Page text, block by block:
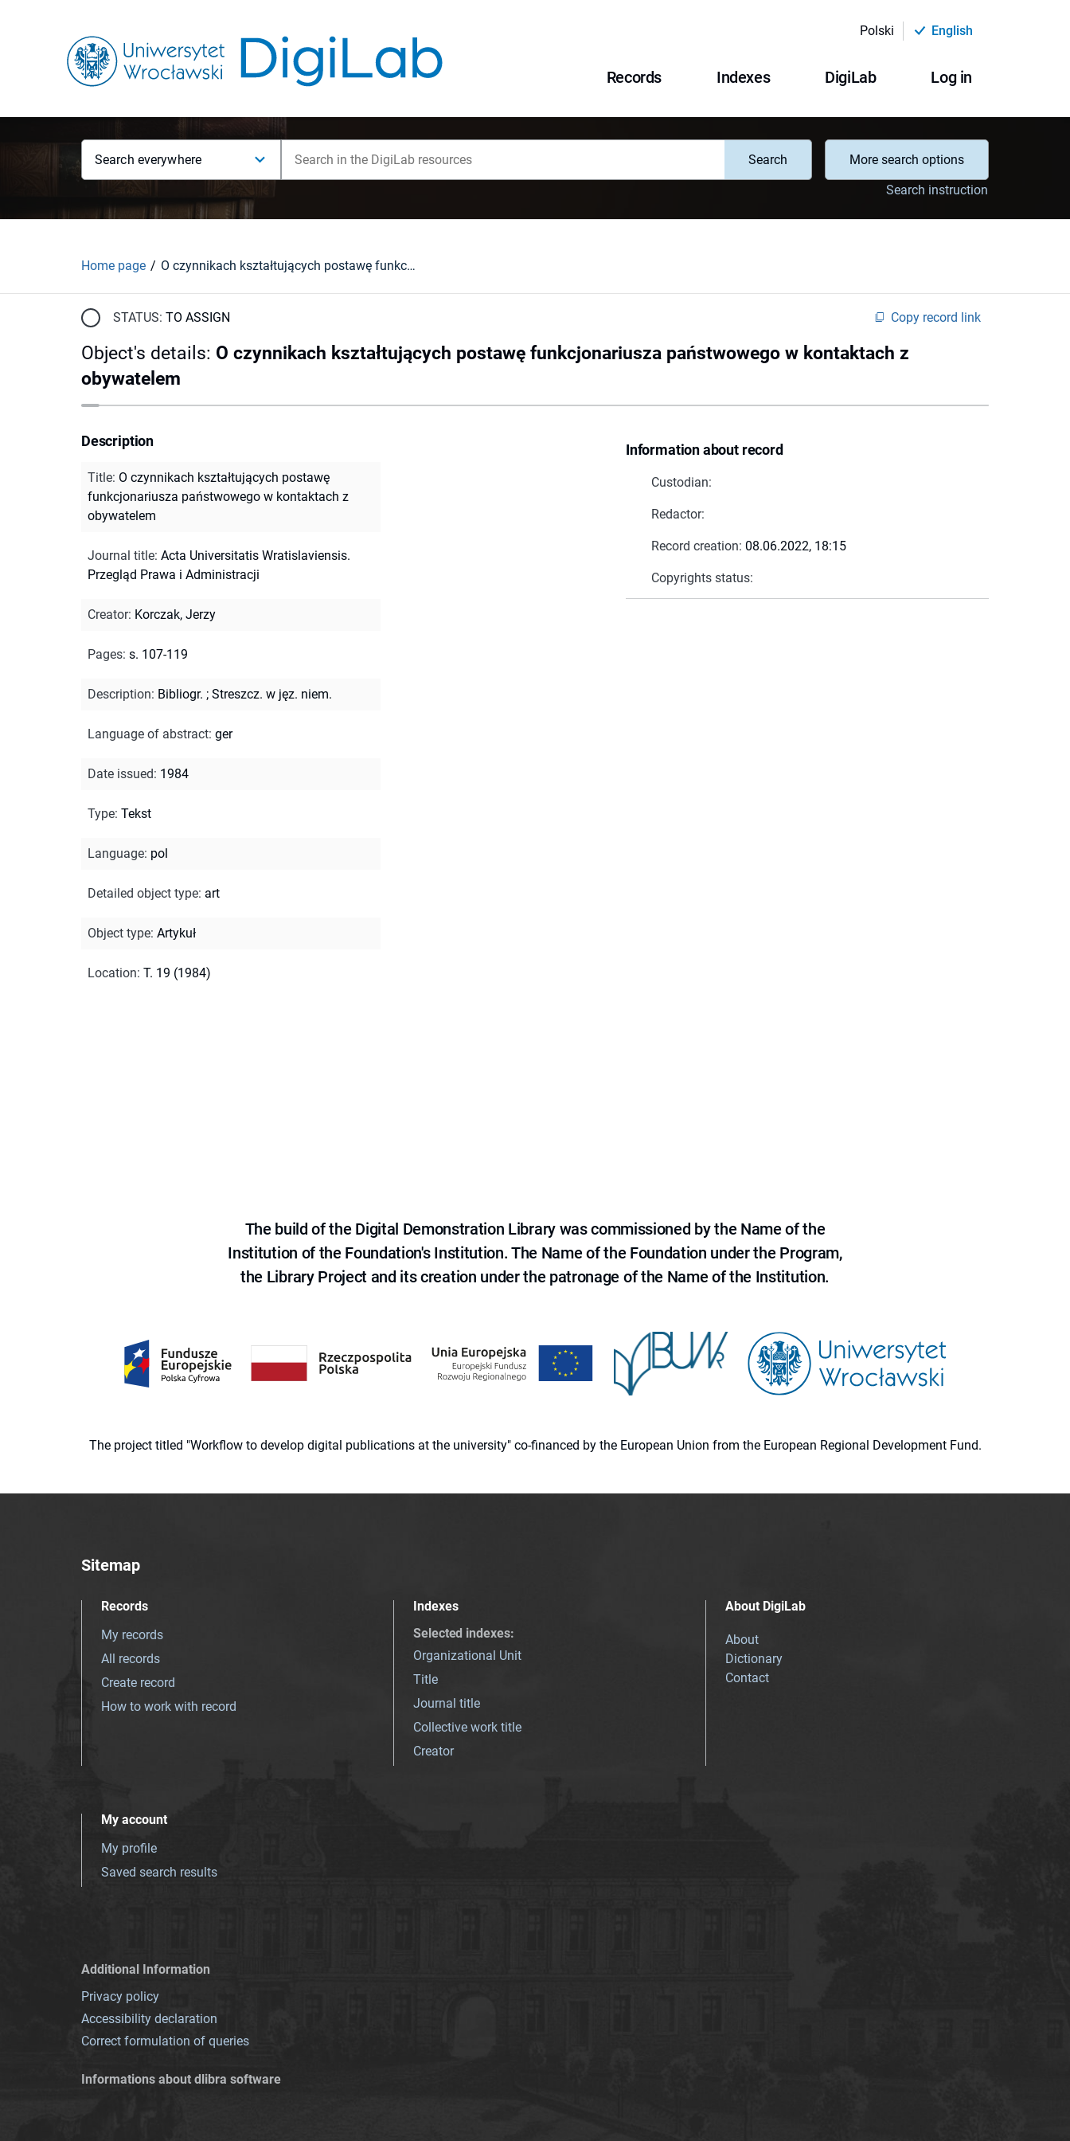
Polski English
Records Indexes DigiLab Log in
Search everywhere Search
More search options
Search instruction
Home page O czynnikach kształtujących postawę funkcjonariusza państwowego w kontaktach z obywatelem
STATUS: TO ASSIGN Copy record link
Object's details: O czynnikach kształtujących postawę funkcjonariusza państwowego w kontaktach z
obywatelem
Information about record
Custodian:
Redactor:
Record creation: 08.06.2022, 18:15
Copyrights status:
Description
Title: O czynnikach kształtujących postawę
funkcjonariusza państwowego w kontaktach z
obywatelem
Journal title: Acta Universitatis Wratislaviensis.
Przegląd Prawa i Administracji
Creator: Korczak, Jerzy
Pages: s. 107-119
Description: Bibliogr. ; Streszcz. w jęz. niem.
Language of abstract: ger
Date issued: 1984
Type: Tekst
Language: pol
Detailed object type: art
Object type: Artykuł
Location: T. 19 (1984)
The build of the Digital Demonstration Library was commissioned by the Name of the
Institution of the Foundation's Institution. The Name of the Foundation under the Program,
the Library Project and its creation under the patronage of the Name of the Institution.
The project titled "Workflow to develop digital publications at the university" co-financed by the European Union from the European Regional Development Fund.
Sitemap
Records
My records
All records
Create record
How to work with record
Indexes
Selected indexes:
Organizational Unit
Title
Journal title
Collective work title
Creator
About DigiLab
About
Dictionary
Contact
My account
My profile
Saved search results
Additional Information
Privacy policy
Accessibility declaration
Correct formulation of queries
Informations about dlibra software